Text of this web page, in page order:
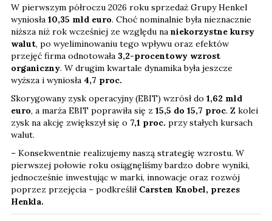
W pierwszym półroczu 2026 roku sprzedaż Grupy Henkel
wyniosła 10,35 mld euro. Choć nominalnie była nieznacznie
niższa niż rok wcześniej ze względu na niekorzystne kursy
walut, po wyeliminowaniu tego wpływu oraz efektów
przejęć firma odnotowała 3,2-procentowy wzrost
organiczny. W drugim kwartale dynamika była jeszcze
wyższa i wyniosła 4,7 proc.
Skorygowany zysk operacyjny (EBIT) wzrósł do 1,62 mld
euro, a marża EBIT poprawiła się z 15,5 do 15,7 proc. Z kolei
zysk na akcję zwiększył się o 7,1 proc. przy stałych kursach
walut.
– Konsekwentnie realizujemy naszą strategię wzrostu. W
pierwszej połowie roku osiągnęliśmy bardzo dobre wyniki,
jednocześnie inwestując w marki, innowacje oraz rozwój
poprzez przejęcia – podkreślił Carsten Knobel, prezes
Henkla.